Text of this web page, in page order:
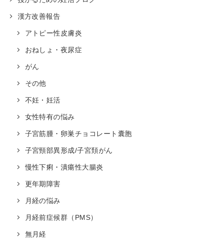
漢方改善報告
アトピー性皮膚炎
おねしょ・夜尿症
がん
その他
不妊・妊活
女性特有の悩み
子宮筋腫・卵巣チョコレート囊胞
子宮頸部異形成/子宮頚がん
慢性下痢・潰瘍性大腸炎
更年期障害
月経の悩み
月経前症候群（PMS）
無月経